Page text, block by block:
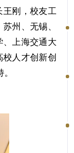
刚，校友工
州、无锡、
、上海交通大
人才创新创